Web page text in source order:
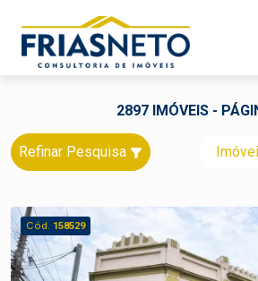
2897 IMÓVEIS -
Refinar Pesquisa
Cód. 158529